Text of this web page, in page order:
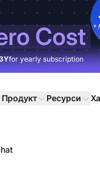
Cost +
for yearly subscription
Продукт Ресурси